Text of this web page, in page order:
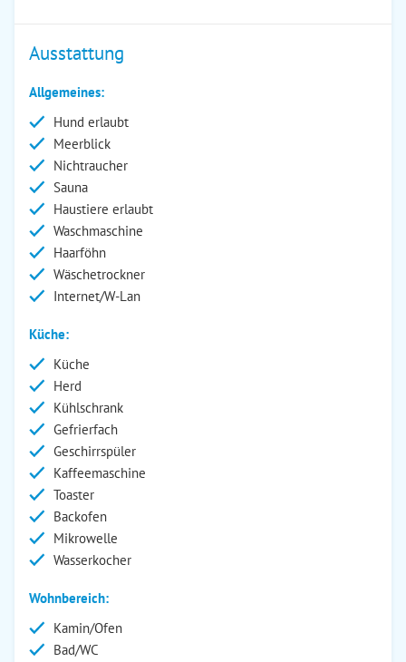
Ausstattung
Allgemeines:
Hund erlaubt
Meerblick
Nichtraucher
Sauna
Haustiere erlaubt
Waschmaschine
Haarföhn
Wäschetrockner
Internet/W-Lan
Küche:
Küche
Herd
Kühlschrank
Gefrierfach
Geschirrspüler
Kaffeemaschine
Toaster
Backofen
Mikrowelle
Wasserkocher
Wohnbereich:
Kamin/Ofen
Bad/WC